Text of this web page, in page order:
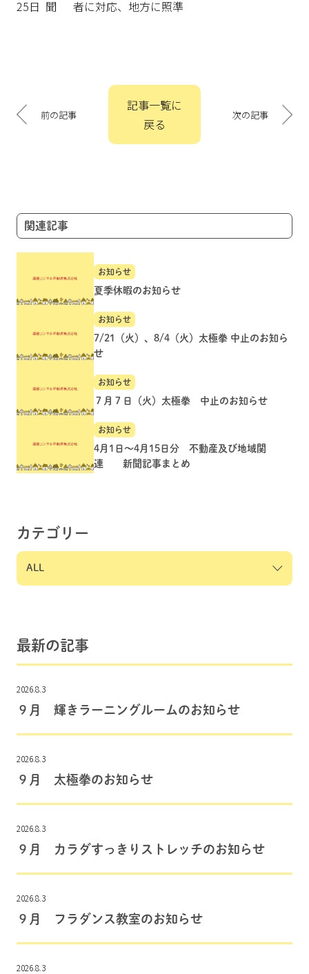
25日 聞
者に対応、地方に照準
稿
ナ
ョ
ン
前の記事
記事一覧に
戻る
次の記事
関連記事
お知らせ
夏季休暇のお知らせ
お知らせ
7/21（火）、8/4（火）太極拳 中止のお知ら
せ
お知らせ
７月７日（火）太極拳 中止のお知らせ
お知らせ
4月1日～4月15日分 不動産及び地域関
連 新聞記事まとめ
カテゴリー
最新の記事
2026.8.3
９月 輝きラーニングルームのお知らせ
2026.8.3
９月 太極拳のお知らせ
2026.8.3
９月 カラダすっきりストレッチのお知らせ
2026.8.3
９月 フラダンス教室のお知らせ
2026.8.3